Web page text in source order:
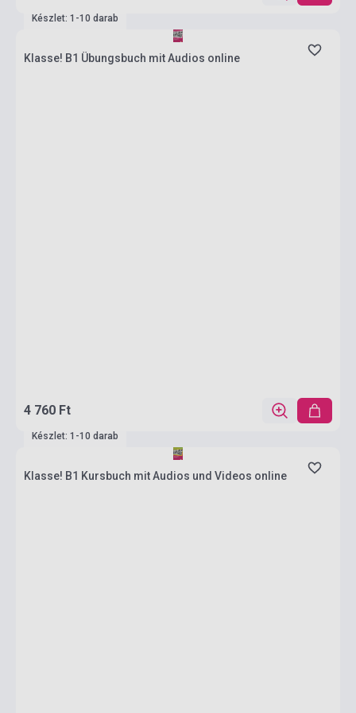
Készlet: 1-10 darab
Klasse! B1 Übungsbuch mit Audios online
4 760 Ft
Készlet: 1-10 darab
Klasse! B1 Kursbuch mit Audios und Videos online